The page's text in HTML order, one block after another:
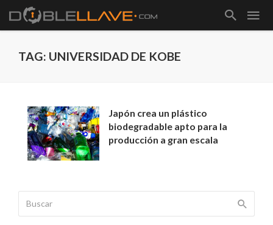
TAG: UNIVERSIDAD DE KOBE
Japón crea un plástico
biodegradable apto para la
producción a gran escala